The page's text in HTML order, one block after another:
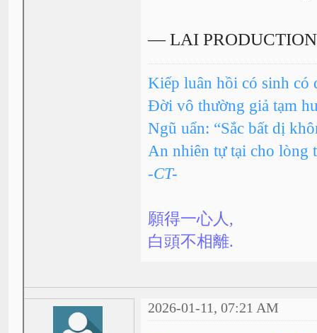
— LAI
Kiếp luân hồi có sinh có
Đời vô thường giả tạm
Ngũ uẩn: “Sắc bất dị
An nhiên tự tại cho lòng
-CT-
願得一心人,
白頭不相離.
2026-01-11, 07:21 AM